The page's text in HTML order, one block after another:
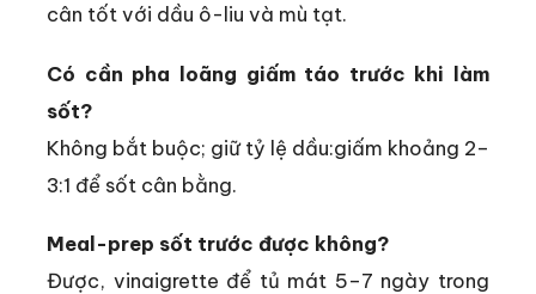
cân tốt với dầu ô-liu và mù tạt.
Có cần pha loãng giấm táo trước khi làm
sốt?
Không bắt buộc; giữ tỷ lệ dầu:giấm khoảng 2–
3:1 để sốt cân bằng.
Meal-prep sốt trước được không?
Được, vinaigrette để tủ mát 5–7 ngày trong